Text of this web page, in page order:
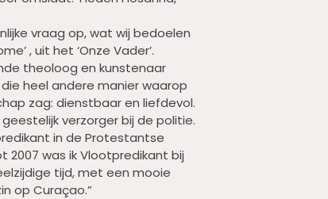
vraag op, wat wij bedoelen
, uit het ‘Onze Vader’.
theoloog en kunstenaar
heel andere manier waarop
zag: dienstbaar en liefdevol.
verzorger bij de politie.
in de Protestantse
2007 was ik Vlootpredikant bij
tijd, met een mooie
op Curaçao.”